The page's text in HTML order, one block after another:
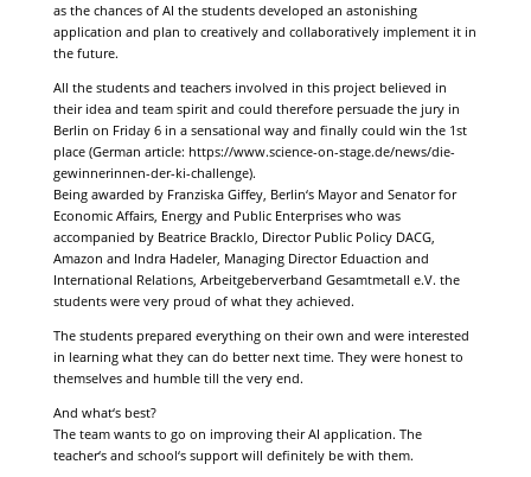
as the chances of AI the students developed an astonishing
application and plan to creatively and collaboratively implement it in
the future.
All the students and teachers involved in this project believed in
their idea and team spirit and could therefore persuade the jury in
Berlin on Friday 6 in a sensational way and finally could win the 1st
place (German article: https://www.science-on-stage.de/news/die-
gewinnerinnen-der-ki-challenge).
Being awarded by Franziska Giffey, Berlin‘s Mayor and Senator for
Economic Affairs, Energy and Public Enterprises who was
accompanied by Beatrice Bracklo, Director Public Policy DACG,
Amazon and Indra Hadeler, Managing Director Eduaction and
International Relations, Arbeitgeberverband Gesamtmetall e.V. the
students were very proud of what they achieved.
The students prepared everything on their own and were interested
in learning what they can do better next time. They were honest to
themselves and humble till the very end.
And what‘s best?
The team wants to go on improving their AI application. The
teacher‘s and school‘s support will definitely be with them.